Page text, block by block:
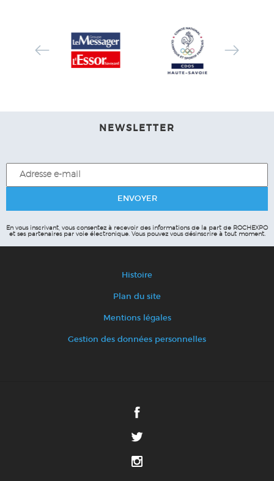
NEWSLETTER
En vous inscrivant, vous consentez à recevoir des informations de la part de ROCHEXPO
et ses partenaires par voie électronique.Vous pouvez vous désinscrire à tout moment.
Histoire
Plan du site
Mentions légales
Gestion des données personnelles